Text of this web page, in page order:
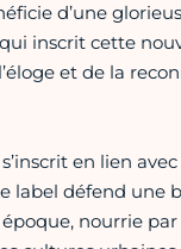
d’une
inscrit cette
et de la
en lien avec
label défend une
nourrie